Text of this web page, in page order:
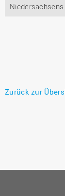
Zurück zur